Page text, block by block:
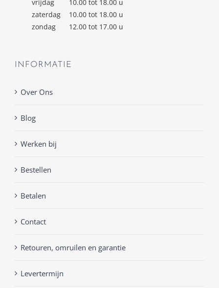
vrijdag
10.00 tot 18.00 u
zaterdag
10.00 tot 18.00 u
zondag
12.00 tot 17.00 u
INFORMATIE
Over Ons
Blog
Werken bij
Bestellen
Betalen
Contact
Retouren, omruilen en garantie
Levertermijn